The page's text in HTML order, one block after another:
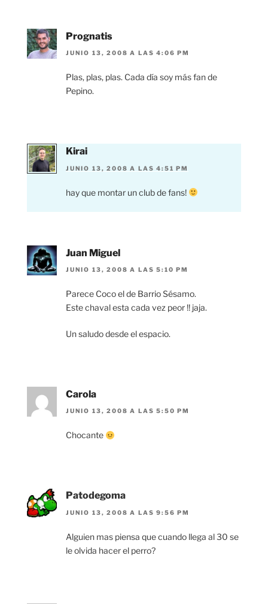
Prognatis
JUNIO 13, 2008 A LAS 4:06 PM
Plas, plas, plas. Cada día soy más fan de
Pepino.
Kirai
JUNIO 13, 2008 A LAS 4:51 PM
hay que montar un club de fans!
Juan Miguel
JUNIO 13, 2008 A LAS 5:10 PM
Parece Coco el de Barrio Sésamo.
Este chaval esta cada vez peor !! jaja.
Un saludo desde el espacio.
Carola
JUNIO 13, 2008 A LAS 5:50 PM
Chocante
Patodegoma
JUNIO 13, 2008 A LAS 9:56 PM
Alguien mas piensa que cuando llega al 30 se
le olvida hacer el perro?